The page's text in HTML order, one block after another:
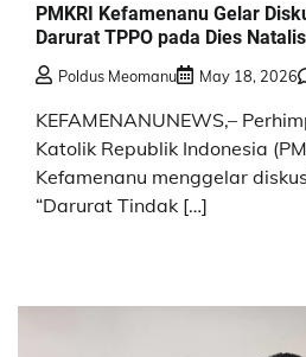
PMKRI Kefamenanu Gelar
Darurat TPPO pada Dies
Poldus Meomanu May 18, 2026
KEFAMENANUNEWS,–
Katolik Republik Indonesia
Kefamenanu menggelar
“Darurat Tindak […]